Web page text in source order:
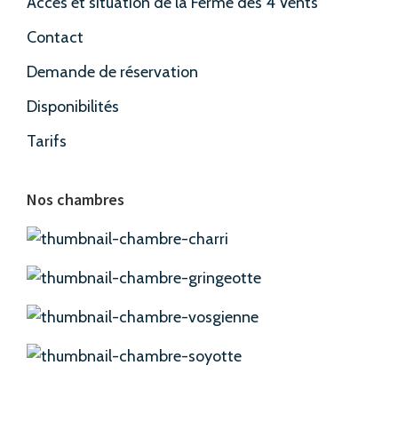
Contact
Demande de réservation
Disponibilités
Tarifs
Nos chambres